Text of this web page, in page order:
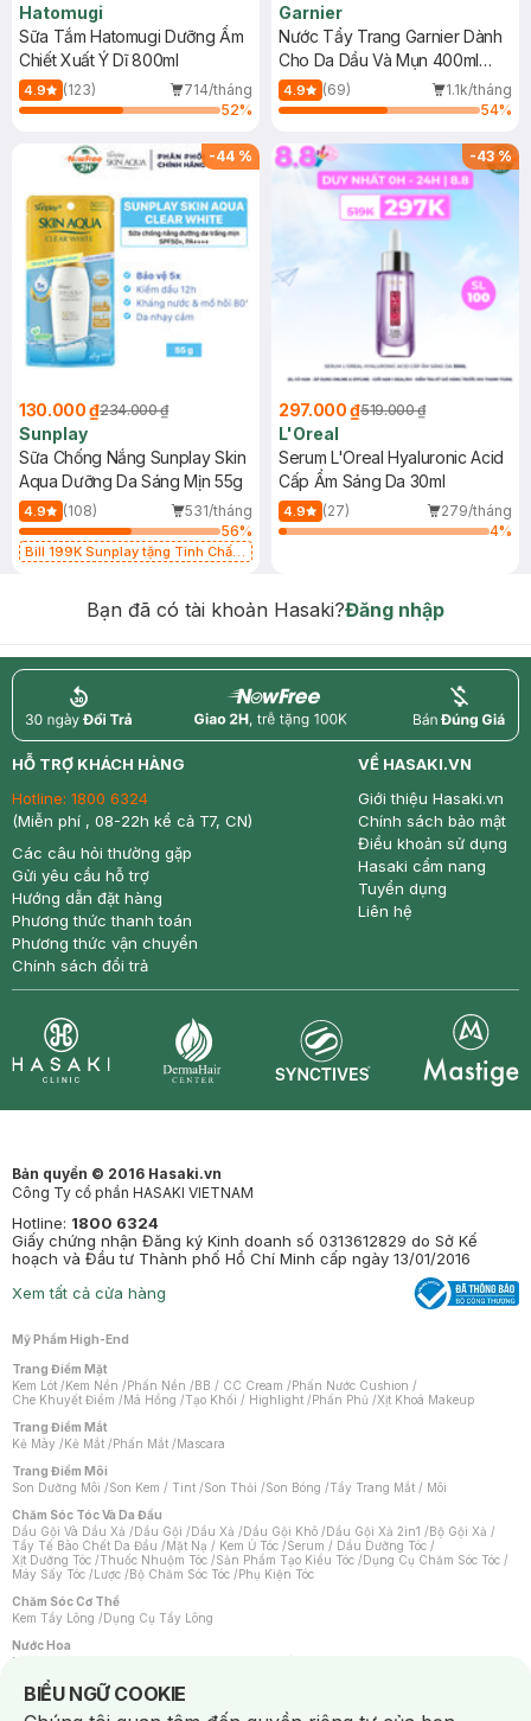
Hatomugi
Sữa Tắm Hatomugi Dưỡng Ẩm
Chiết Xuất Ý Dĩ 800ml
4.9 (123)
714/tháng
52%
Garnier
Nước Tẩy Trang Garnier Dành
Cho Da Dầu Và Mụn 400ml
(Mới)
4.9 (69)
1.1k/tháng
54%
-44 %
130.000 ₫234.000 ₫
Sunplay
Sữa Chống Nắng Sunplay Skin
Aqua Dưỡng Da Sáng Mịn 55g
4.9 (108)
531/tháng
56%
Bill 199K Sunplay tặng Tinh Chất
-43%
297.000 ₫519.000 ₫
L'Oreal
Serum L'Oreal Hyaluronic Acid
Cấp Ẩm Sáng Da 30ml
4.9 (27)
279/tháng
4%
Bạn đã có tài khoản Hasaki?Đăng nhập
return nowfree price
HỖ TRỢ KHÁCH HÀNG
Hotline: 1800 6324
(Miễn phí , 08-22h kể cả T7, CN)
Các câu hỏi thường gặp
Gửi yêu cầu hỗ trợ
Hướng dẫn đặt hàng
Phương thức thanh toán
Phương thức vận chuyển
Chính sách đổi trả
VỀ HASAKI.VN
Giới thiệu Hasaki.vn
Chính sách bảo mật
Điều khoản sử dụng
Hasaki cẩm nang
Tuyển dụng
Liên hệ
Bản quyền © 2016 Hasaki.vn
Công Ty cổ phần HASAKI VIETNAM
Hotline: 1800 6324
Giấy chứng nhận Đăng ký Kinh doanh số 0313612829 do Sở Kế
hoạch và Đầu tư Thành phố Hồ Chí Minh cấp ngày 13/01/2016
Xem tất cả cửa hàng
Mỹ Phẩm High-End
Trang Điểm Mặt
Kem Lót /Kem Nền /Phấn Nền /BB / CC Cream /Phấn Nước Cushion /
Che Khuyết Điểm /Má Hồng /Tạo Khối / Highlight /Phấn Phủ /Xịt Khoá Makeup
Trang Điểm Mắt
Kẻ Mày /Kẻ Mắt /Phấn Mắt /Mascara
Trang Điểm Môi
Son Dưỡng Môi /Son Kem / Tint /Son Thỏi /Son Bóng /Tẩy Trang Mắt / Môi
Chăm Sóc Tóc Và Da Đầu
Dầu Gội Và Dầu Xả /Dầu Gội /Dầu Xả /Dầu Gội Khô /Dầu Gội Xả 2in1 /Bộ Gội Xả /
Tẩy Tế Bào Chết Da Đầu /Mặt Nạ / Kem Ủ Tóc /Serum / Dầu Dưỡng Tóc /
Xịt Dưỡng Tóc /Thuốc Nhuộm Tóc /Sản Phẩm Tạo Kiểu Tóc /Dụng Cụ Chăm Sóc Tóc /
Máy Sấy Tóc /Lược /Bộ Chăm Sóc Tóc /Phụ Kiện Tóc
Chăm Sóc Cơ Thể
Kem Tẩy Lông /Dụng Cụ Tẩy Lông
Nước Hoa
Nước Hoa Nữ
Chăm Sóc Cá Nhân
BIỂU NGỮ COOKIE
Notice about cookies usage